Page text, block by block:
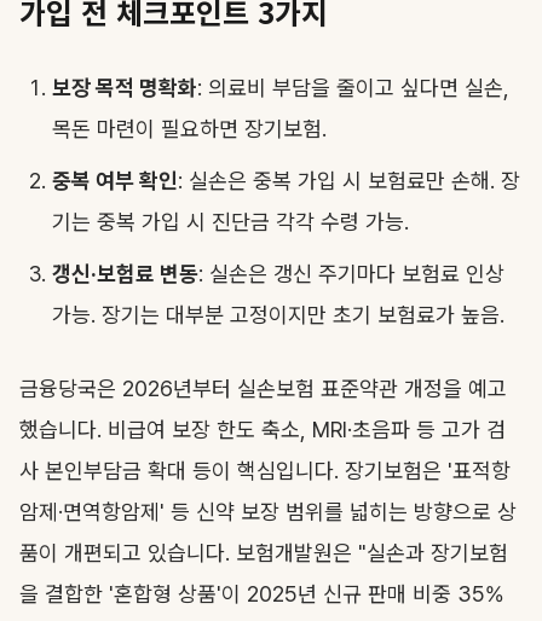
가입 전 체크포인트 3가지
보장 목적 명확화: 의료비 부담을 줄이고 싶다면 실손,
목돈 마련이 필요하면 장기보험.
중복 여부 확인: 실손은 중복 가입 시 보험료만 손해. 장
기는 중복 가입 시 진단금 각각 수령 가능.
갱신·보험료 변동: 실손은 갱신 주기마다 보험료 인상
가능. 장기는 대부분 고정이지만 초기 보험료가 높음.
금융당국은 2026년부터 실손보험 표준약관 개정을 예고
했습니다. 비급여 보장 한도 축소, MRI·초음파 등 고가 검
사 본인부담금 확대 등이 핵심입니다. 장기보험은 '표적항
암제·면역항암제' 등 신약 보장 범위를 넓히는 방향으로 상
품이 개편되고 있습니다. 보험개발원은 "실손과 장기보험
을 결합한 '혼합형 상품'이 2025년 신규 판매 비중 35%